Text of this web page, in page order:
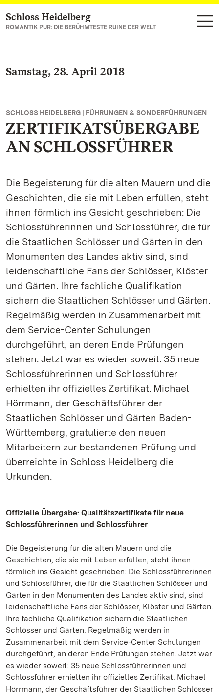
Zum Hauptinhalt springen
Schloss Heidelberg
ROMANTIK PUR: DIE BERÜHMTESTE RUINE DER WELT
Samstag, 28. April 2018
SCHLOSS HEIDELBERG | FÜHRUNGEN & SONDERFÜHRUNGEN
ZERTIFIKATSÜBERGABE
AN SCHLOSSFÜHRER
Die Begeisterung für die alten Mauern und die
Geschichten, die sie mit Leben erfüllen, steht
ihnen förmlich ins Gesicht geschrieben: Die
Schlossführerinnen und Schlossführer, die für
die Staatlichen Schlösser und Gärten in den
Monumenten des Landes aktiv sind, sind
leidenschaftliche Fans der Schlösser, Klöster
und Gärten. Ihre fachliche Qualifikation
sichern die Staatlichen Schlösser und Gärten.
Regelmäßig werden in Zusammenarbeit mit
dem Service-Center Schulungen
durchgeführt, an deren Ende Prüfungen
stehen. Jetzt war es wieder soweit: 35 neue
Schlossführerinnen und Schlossführer
erhielten ihr offizielles Zertifikat. Michael
Hörrmann, der Geschäftsführer der
Staatlichen Schlösser und Gärten Baden-
Württemberg, gratulierte den neuen
Mitarbeitern zur bestandenen Prüfung und
überreichte in Schloss Heidelberg die
Urkunden.
Offizielle Übergabe: Qualitätszertifikate für neue
Schlossführerinnen und Schlossführer
Die Begeisterung für die alten Mauern und die
Geschichten, die sie mit Leben erfüllen, steht ihnen
förmlich ins Gesicht geschrieben: Die Schlossführerinnen
und Schlossführer, die für die Staatlichen Schlösser und
Gärten in den Monumenten des Landes aktiv sind, sind
leidenschaftliche Fans der Schlösser, Klöster und Gärten.
Ihre fachliche Qualifikation sichern die Staatlichen
Schlösser und Gärten. Regelmäßig werden in
Zusammenarbeit mit dem Service-Center Schulungen
durchgeführt, an deren Ende Prüfungen stehen. Jetzt war
es wieder soweit: 35 neue Schlossführerinnen und
Schlossführer erhielten ihr offizielles Zertifikat. Michael
Hörrmann, der Geschäftsführer der Staatlichen Schlösser